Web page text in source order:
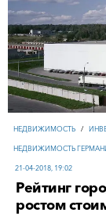
НЕДВИЖИМОСТЬ /
НЕДВИЖИМОСТЬ
21-04-2018, 19:02
Рейтинг
ростом